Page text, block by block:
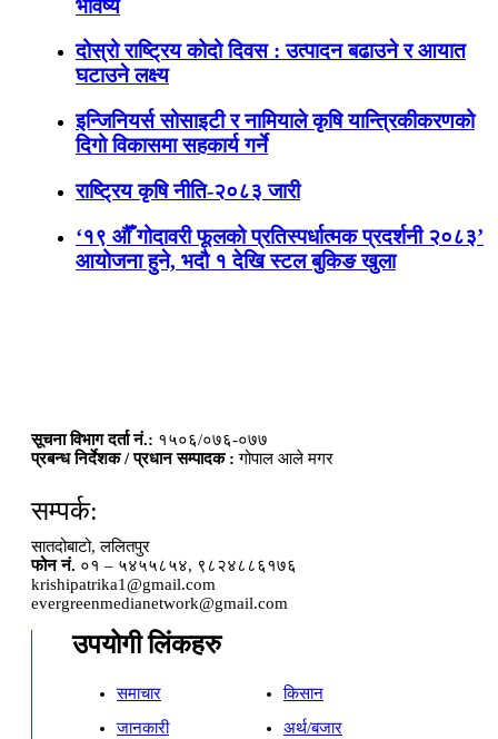
भविष्य
दोस्रो राष्ट्रिय कोदो दिवस : उत्पादन बढाउने र आयात
घटाउने लक्ष्य
इन्जिनियर्स सोसाइटी र नामियाले कृषि यान्त्रिकीकरणको
दिगो विकासमा सहकार्य गर्ने
राष्ट्रिय कृषि नीति-२०८३ जारी
‘१९ औँ गोदावरी फूलको प्रतिस्पर्धात्मक प्रदर्शनी २०८३’
आयोजना हुने, भदौ १ देखि स्टल बुकिङ खुला
सूचना विभाग दर्ता नं.: १५०६/०७६-०७७
प्रबन्ध निर्देशक / प्रधान सम्पादक : गोपाल आले मगर
सम्पर्क:
सातदोबाटो, ललितपुर
फोन नं. ०१ – ५४५५८५४, ९८२४८८६१७६
krishipatrika1@gmail.com
evergreenmedianetwork@gmail.com
उपयोगी लिंकहरु
समाचार
किसान
जानकारी
अर्थ/बजार